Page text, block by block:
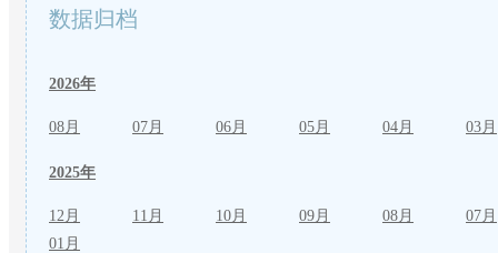
数据归档
2026年
08月 07月 06月 05月 04月 03月
2025年
12月 11月 10月 09月 08月
07月
01月